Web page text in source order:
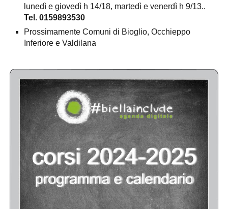
lunedì e giovedì h 14/18, martedì e venerdì h 9/13..
Tel. 0159893530
Prossimamente Comuni di Bioglio, Occhieppo
Inferiore e Valdilana